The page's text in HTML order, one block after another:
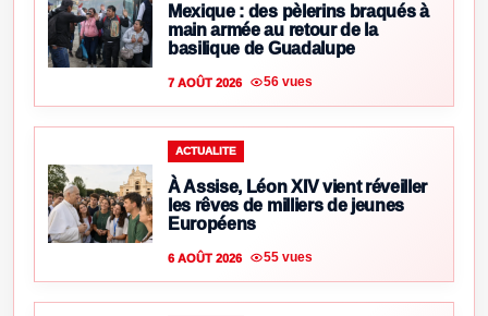
Mexique : des pèlerins braqués à
main armée au retour de la
basilique de Guadalupe
7 AOÛT 2026 56 vues
ACTUALITE
À Assise, Léon XIV vient réveiller
les rêves de milliers de jeunes
Européens
6 AOÛT 2026 55 vues